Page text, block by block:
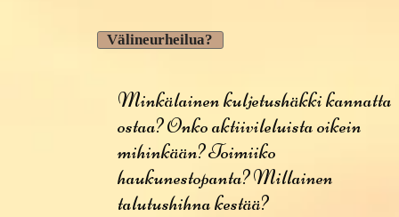
Välineurheilua?
Minkälainen kuljetushäkki kannatta
ostaa? Onko aktiivileluista oikein
mihinkään? Toimiiko
haukunestopanta? Millainen
talutushihna kestää?